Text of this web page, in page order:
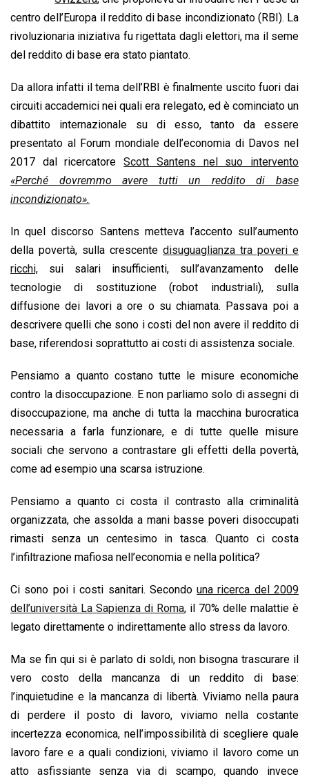
o
o
k
A
p
p
d
I
n
d
s
i
n
k
centro dell’Europa il reddito di base incondizionato (RBI). La
rivoluzionaria iniziativa fu rigettata dagli elettori, ma il seme
del reddito di base era stato piantato.
Da allora infatti il tema dell’RBI è finalmente uscito fuori dai
circuiti accademici nei quali era relegato, ed è cominciato un
dibattito internazionale su di esso, tanto da essere
presentato al Forum mondiale dell’economia di Davos nel
2017 dal ricercatoreScott Santens nel suo intervento
«Perché dovremmo avere tutti un reddito di base
incondizionato».
In quel discorso Santens metteva l’accento sull’aumento
della povertà, sulla crescente disuguaglianza tra poveri e
ricchi, sui salari insufficienti, sull’avanzamento delle
tecnologie di sostituzione (robot industriali), sulla
diffusione dei lavori a ore o su chiamata. Passava poi a
descrivere quelli che sono i costi del non avere il reddito di
base, riferendosi soprattutto ai costi di assistenza sociale.
Pensiamo a quanto costano tutte le misure economiche
contro la disoccupazione. E non parliamo solo di assegni di
disoccupazione, ma anche di tutta la macchina burocratica
necessaria a farla funzionare, e di tutte quelle misure
sociali che servono a contrastare gli effetti della povertà,
come ad esempio una scarsa istruzione.
Pensiamo a quanto ci costa il contrasto alla criminalità
organizzata, che assolda a mani basse poveri disoccupati
rimasti senza un centesimo in tasca. Quanto ci costa
l’infiltrazione mafiosa nell’economia e nella politica?
Ci sono poi i costi sanitari. Secondouna ricerca del 2009
dell’università La Sapienza di Roma, il 70% delle malattie è
legato direttamente o indirettamente allo stress da lavoro.
Ma se fin qui si è parlato di soldi, non bisogna trascurare il
vero costo della mancanza di un reddito di base:
l’inquietudine e la mancanza di libertà. Viviamo nella paura
di perdere il posto di lavoro, viviamo nella costante
incertezza economica, nell’impossibilità di scegliere quale
lavoro fare e a quali condizioni, viviamo il lavoro come un
atto asfissiante senza via di scampo, quando invece